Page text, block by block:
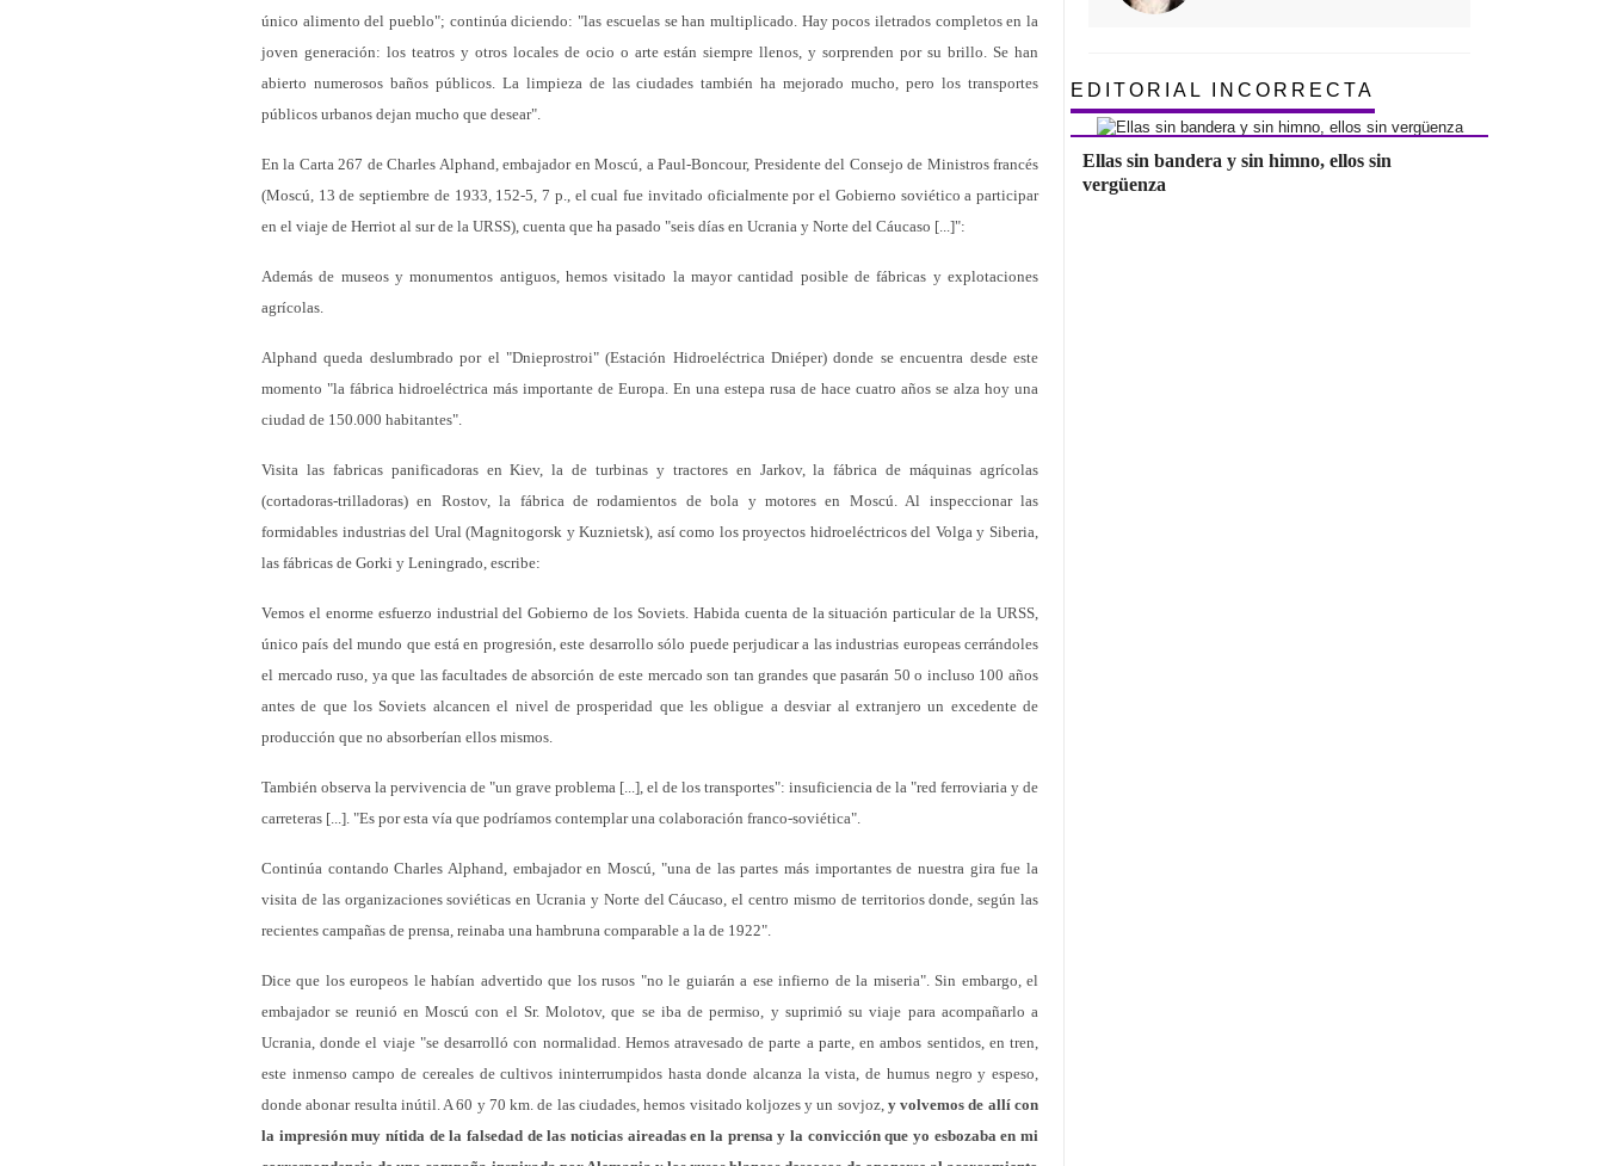
único alimento del pueblo"; continúa diciendo: "las escuelas se han multiplicado. Hay pocos iletrados completos en la
joven generación: los teatros y otros locales de ocio o arte están siempre llenos, y sorprenden por su brillo. Se han
abierto numerosos baños públicos. La limpieza de las ciudades también ha mejorado mucho, pero los transportes
públicos urbanos dejan mucho que desear".
En la Carta 267 de Charles Alphand, embajador en Moscú, a Paul-Boncour, Presidente del Consejo de Ministros francés
(Moscú, 13 de septiembre de 1933, 152-5, 7 p., el cual fue invitado oficialmente por el Gobierno soviético a participar
en el viaje de Herriot al sur de la URSS), cuenta que ha pasado "seis días en Ucrania y Norte del Cáucaso [...]":
Además de museos y monumentos antiguos, hemos visitado la mayor cantidad posible de fábricas y explotaciones
agrícolas.
Alphand queda deslumbrado por el "Dnieprostroi" (Estación Hidroeléctrica Dniéper) donde se encuentra desde este
momento "la fábrica hidroeléctrica más importante de Europa. En una estepa rusa de hace cuatro años se alza hoy una
ciudad de 150.000 habitantes".
Visita las fabricas panificadoras en Kiev, la de turbinas y tractores en Jarkov, la fábrica de máquinas agrícolas
(cortadoras-trilladoras) en Rostov, la fábrica de rodamientos de bola y motores en Moscú. Al inspeccionar las
formidables industrias del Ural (Magnitogorsk y Kuznietsk), así como los proyectos hidroeléctricos del Volga y Siberia,
las fábricas de Gorki y Leningrado, escribe:
Vemos el enorme esfuerzo industrial del Gobierno de los Soviets. Habida cuenta de la situación particular de la URSS,
único país del mundo que está en progresión, este desarrollo sólo puede perjudicar a las industrias europeas cerrándoles
el mercado ruso, ya que las facultades de absorción de este mercado son tan grandes que pasarán 50 o incluso 100 años
antes de que los Soviets alcancen el nivel de prosperidad que les obligue a desviar al extranjero un excedente de
producción que no absorberían ellos mismos.
También observa la pervivencia de "un grave problema [...], el de los transportes": insuficiencia de la "red ferroviaria y de
carreteras [...]. "Es por esta vía que podríamos contemplar una colaboración franco-soviética".
Continúa contando Charles Alphand, embajador en Moscú, "una de las partes más importantes de nuestra gira fue la
visita de las organizaciones soviéticas en Ucrania y Norte del Cáucaso, el centro mismo de territorios donde, según las
recientes campañas de prensa, reinaba una hambruna comparable a la de 1922".
Dice que los europeos le habían advertido que los rusos "no le guiarán a ese infierno de la miseria". Sin embargo, el
embajador se reunió en Moscú con el Sr. Molotov, que se iba de permiso, y suprimió su viaje para acompañarlo a
Ucrania, donde el viaje "se desarrolló con normalidad. Hemos atravesado de parte a parte, en ambos sentidos, en tren,
este inmenso campo de cereales de cultivos ininterrumpidos hasta donde alcanza la vista, de humus negro y espeso,
donde abonar resulta inútil. A 60 y 70 km. de las ciudades, hemos visitado koljozes y un sovjoz, y volvemos de allí con
la impresión muy nítida de la falsedad de las noticias aireadas en la prensa y la convicción que yo esbozaba en mi
EDITORIAL INCORRECTA
Ellas sin bandera y sin himno, ellos sin
vergüenza